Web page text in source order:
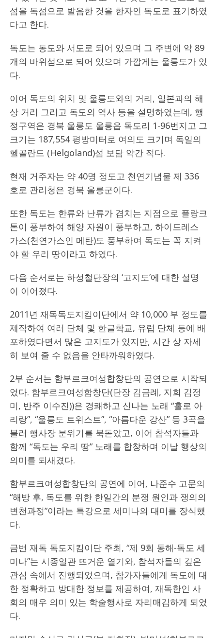
섬을 독섬으로 발음한 것을 한자인 독도로 표기하였
다고 한다.
독도는 동도와 서도로 되어 있으며 그 주변에 약 89
개의 바위섬으로 되어 있으며 가깝게는 울릉도가 있
다.
이어 독도의 위치 및 울릉도와의 거리, 일본과의 해
상 거리 그리고 독도의 역사 등을 설명하였는데, 행
정구역은 경북 울릉도 울릉읍 독도리 1-96번지고 그
크기는 187,554 평방미터로 여의도 크기며 독일의
헬골란드 (Helgoland)섬 보담 약간 적다.
현재 거주자는 약 40명 정도고 천연기념물 제 336
호로 관리청은 경북 울릉군이다.
또한 독도는 한류와 난류가 겹치는 지점으로 플랑크
톤이 풍부하여 해양 자원이 풍부하고, 하이드레스
가스(천연가스인 메탄)도 풍부하여 독도는 꼭 지켜
야 할 우리 땅이라고 하였다.
다음 순서로는 하성철단장의 ‘고지도’에 대한 설명
이 이어졌다.
2011년 재독독도지킴이단에서 약 10,000 부 정도를
제작하여 여러 단체 및 한글학교, 유럽 단체 등에 배
포하였다면서 많은 고지도가 있지만, 시간 상 자세
히 보여 줄 수 없음을 안타까워하였다.
2부 순서는 함부르크여성합창단의 공연으로 시작되
었다. 함부르크여성합창단(단장 김금례, 지희 김정
미, 반주 이수진))은 경쾌하고 신나는 노래 “홀로 아
리랑”, “울릉도 트위스트”, “아름다운 강산” 등 3곡을
불러 행사장 분위기를 북돋았고, 이어 참석자들과
함께 “독도는 우리 땅” 노래를 합창하며 이날 행상의
의미를 되새겼다.
함부르크여성합창단의 공연에 이어, 나준수 고문의
“해방 후, 독도를 위한 한일간의 분쟁 원인과 쟁의의
변천과정”이라는 특강으로 세미나의 대미를 장식했
다.
금번 재독 독도지킴이단 주최, “제 9회 동해-독도 세
미나”는 시종일관 뜨거운 열기와, 참석자들의 깊은
관심 속에서 진행되었으며, 참가자들에게 독도에 대
한 정확하고 방대한 정보를 제공하여, 재독한인 사
회의 매우 의미 있는 학술행사로 자리매김하게 되었
다.